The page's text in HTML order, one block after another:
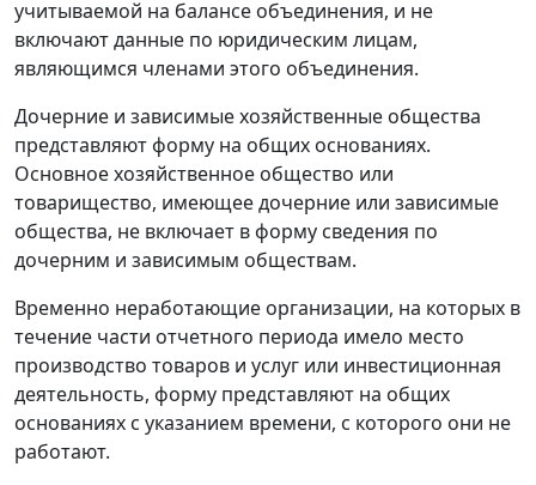
учитываемой на балансе объединения, и не
включают данные по юридическим лицам,
являющимся членами этого объединения.
Дочерние и зависимые хозяйственные общества
представляют форму на общих основаниях.
Основное хозяйственное общество или
товарищество, имеющее дочерние или зависимые
общества, не включает в форму сведения по
дочерним и зависимым обществам.
Временно неработающие организации, на которых в
течение части отчетного периода имело место
производство товаров и услуг или инвестиционная
деятельность, форму представляют на общих
основаниях с указанием времени, с которого они не
работают.